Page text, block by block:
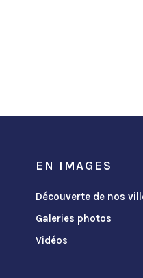
EN IMAGES
Découverte de nos
Galeries photos
Vidéos